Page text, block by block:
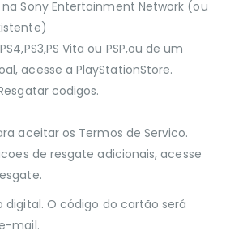
Sony Entertainment Network (ou
Vita ou PSP,ou de um
acesse a PlayStationStore.
codigos.
aceitar os Termos de Servico.
de resgate adicionais, acesse
digital. O código do cartão será
mail.